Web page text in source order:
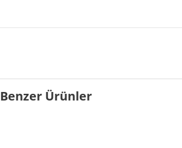
Benzer Ürünler